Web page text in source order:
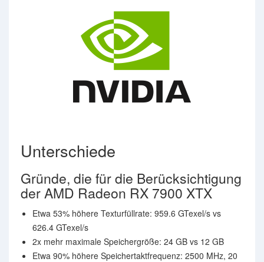
Unterschiede
Gründe, die für die Berücksichtigung
der AMD Radeon RX 7900 XTX
Etwa 53% höhere Texturfüllrate: 959.6 GTexel/s vs
626.4 GTexel/s
2x mehr maximale Speichergröße: 24 GB vs 12 GB
Etwa 90% höhere Speichertaktfrequenz: 2500 MHz, 20